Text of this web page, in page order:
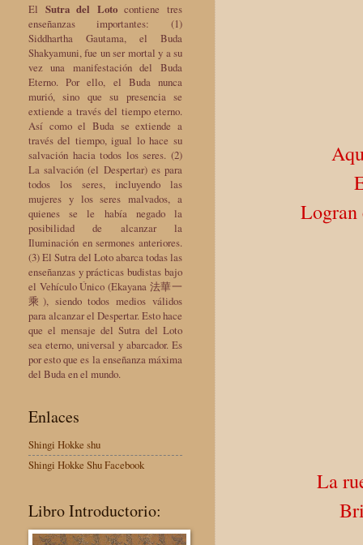
Logran
La
El Sutra del Lotocontiene tres
enseñanzas importantes: (1)
Siddhartha Gautama, el Buda
Shakyamuni, fue un ser mortal y a su
vez una manifestación del Buda
Eterno. Por ello, el Buda nunca
murió, sino que su presencia se
extiende a través del tiempo eterno.
Así como el Buda se extiende a
través del tiempo, igual lo hace su
salvación hacia todos los seres. (2)
La salvación (el Despertar) es para
todos los seres, incluyendo las
mujeres y los seres malvados, a
quienes se le había negado la
posibilidad de alcanzar la
Iluminación en sermones anteriores.
(3) El Sutra del Loto abarca todas las
enseñanzas y prácticas budistas bajo
el Vehículo Único (Ekayana 法華一
乘), siendo todos medios válidos
para alcanzar el Despertar. Esto hace
que el mensaje del Sutra del Loto
sea eterno, universal y abarcador. Es
por esto que es la enseñanza máxima
del Buda en el mundo.
Enlaces
Shingi Hokke shu
Shingi Hokke Shu Facebook
Libro Introductorio: